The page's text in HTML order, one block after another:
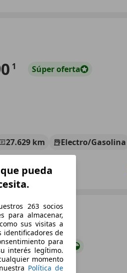
1 Súperoferta
27.629 km Electro/Gasolina
Buen precio
pueda
263 socios
para almacenar,
sus visitas a
identificadores de
para
interés legítimo.
momento
Política de